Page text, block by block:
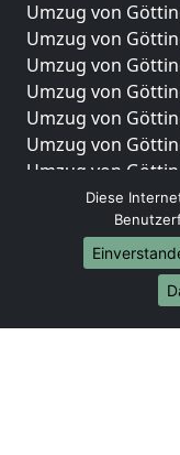
Umzug von
Umzug von
Umzug von
Umzug von
Umzug von
Umzug von
Umzug von
Umzug von
Umzug von
Umzug von
Umzug von
Diese